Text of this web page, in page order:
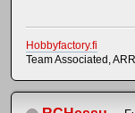
Hobbyfactory.fi
Team Associated,